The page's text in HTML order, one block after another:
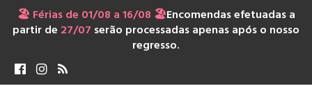
🏖️ Férias de 01/08 a 16/08 🏖️Encomendas efetuadas a
partir de 27/07 serão processadas apenas após o nosso
regresso.